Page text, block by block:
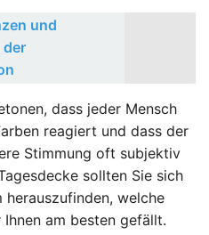
und
der
dass jeder Mensch
reagiert und dass der
Stimmung oft subjektiv
sollten Sie sich
herauszufinden, welche
am besten gefällt.